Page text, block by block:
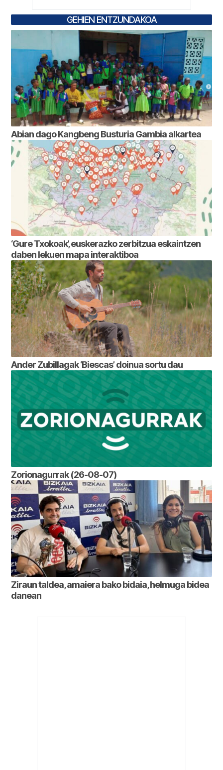
GEHIEN ENTZUNDAKOA
Abian dago Kangbeng Busturia Gambia alkartea
‘Gure Txokoak’, euskerazko zerbitzua eskaintzen
daben lekuen mapa interaktiboa
Ander Zubillagak ‘Biescas’ doinua sortu dau
Zorionagurrak (26-08-07)
Ziraun taldea, amaiera bako bidaia, helmuga bidea
danean